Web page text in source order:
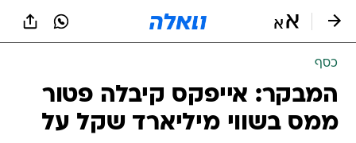
כסף
המבקר: אייפקס קיבלה פטור
ממס בשווי מיליארד שקל על